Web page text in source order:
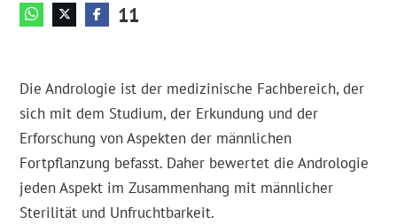
11
Die Andrologie ist der medizinische Fachbereich, der
sich mit dem Studium, der Erkundung und der
Erforschung von Aspekten der männlichen
Fortpflanzung befasst. Daher bewertet die Andrologie
jeden Aspekt im Zusammenhang mit männlicher
Sterilität und Unfruchtbarkeit.